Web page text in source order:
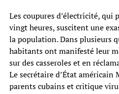
Les coupures d’électricité, qui
vingt heures, suscitent une
la population. Dans plusieurs
habitants ont manifesté leur
sur des casseroles et en
Le secrétaire d’État américain
parents cubains et critique